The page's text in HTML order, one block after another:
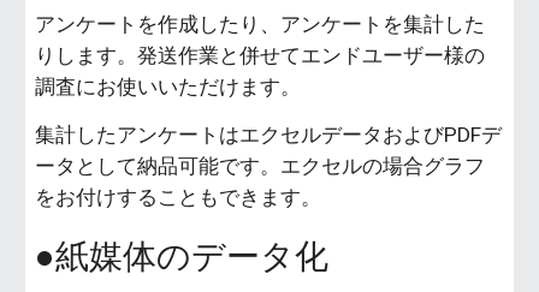
アンケートを作成したり、アンケートを集計した
りします。発送作業と併せてエンドユーザー様の
調査にお使いいただけます。
集計したアンケートはエクセルデータおよびPDFデ
ータとして納品可能です。エクセルの場合グラフ
をお付けすることもできます。
●紙媒体のデータ化